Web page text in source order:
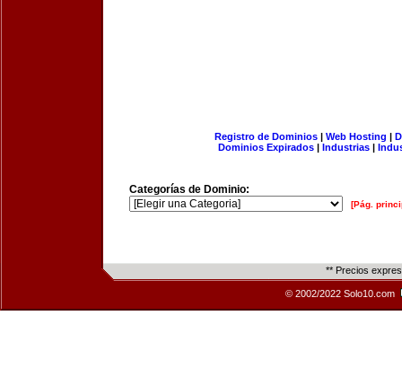
Registro de Dominios| Web Hosting |
Dominios Expirados | Industrias |
Categorías de Dominio:
[Pág.
** Precios
© 2002/2022 Solo10.com